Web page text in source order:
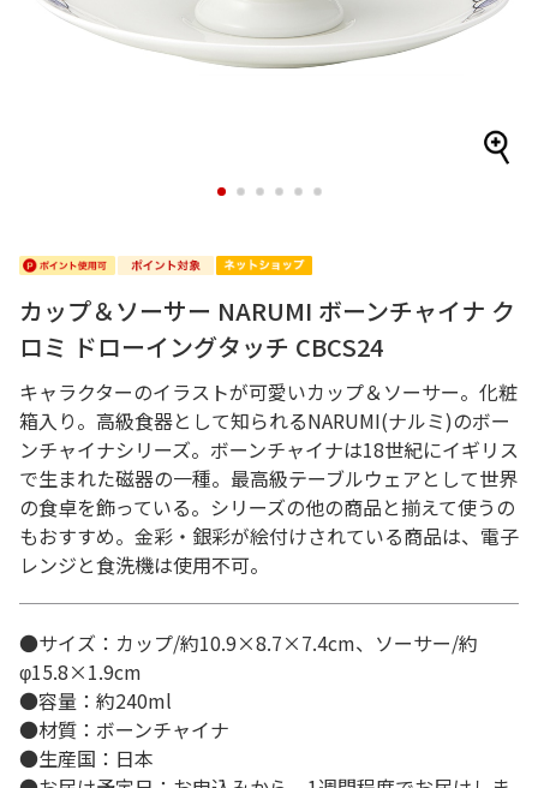
1 2 3 4 5 6
カップ＆ソーサー NARUMI ボーンチャイナ ク
ロミ ドローイングタッチ CBCS24
キャラクターのイラストが可愛いカップ＆ソーサー。化粧
箱入り。高級食器として知られるNARUMI(ナルミ)のボー
ンチャイナシリーズ。ボーンチャイナは18世紀にイギリス
で生まれた磁器の一種。最高級テーブルウェアとして世界
の食卓を飾っている。シリーズの他の商品と揃えて使うの
もおすすめ。金彩・銀彩が絵付けされている商品は、電子
レンジと食洗機は使用不可。
●サイズ：カップ/約10.9×8.7×7.4cm、ソーサー/約
φ15.8×1.9cm
●容量：約240ml
●材質：ボーンチャイナ
●生産国：日本